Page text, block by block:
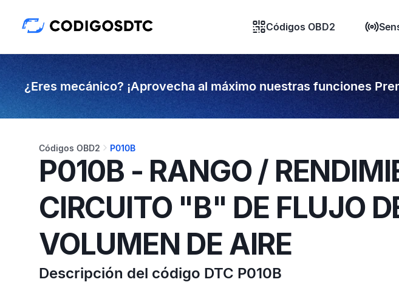
Códigos OBD2
¿Eres mecánico? ¡Aprovecha al máximo nuestras funciones
Códigos OBD2 P010B
P010B - RANGO /
CIRCUITO "B" DE FLUJO
VOLUMEN DE AIRE
Descripción del código DTC P010B